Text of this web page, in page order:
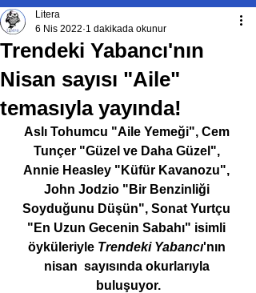
Trendeki Yabancı'nın
Nisan sayısı "Aile"
temasıyla yayında!
Litera
6 Nis 2022 1 dakikada okunur
Aslı Tohumcu "Aile Yemeği", Cem
Tunçer "Güzel ve Daha Güzel",
Annie Heasley "Küfür Kavanozu",
John Jodzio "Bir Benzinliği
Soyduğunu Düşün", Sonat Yurtçu
"En Uzun Gecenin Sabahı" isimli
öyküleriyle Trendeki Yabancı'nın
nisan  sayısında okurlarıyla
buluşuyor.